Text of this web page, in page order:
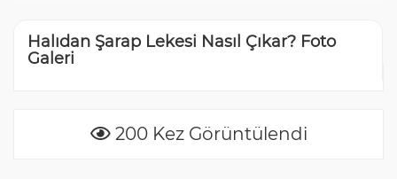
Halıdan Şarap Lekesi Nasıl Çıkar? Foto
Galeri
200 Kez Görüntülendi